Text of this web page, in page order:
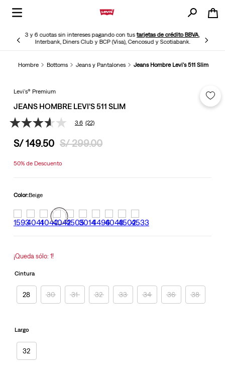
3 y 6 cuotas sin intereses pagando con tustarjetas de crédito BBVA,
Interbank, Diners Club y BCP (Visa), Cencosud y Scotiabank.
Hombre Bottoms Jeans y Pantalones Jeans Hombre Levi's 511 Slim
Levi's® Premium
JEANS HOMBRE LEVI'S 511 SLIM
3.6
5
medio
Read
22
en
3.6 (22)
S/ 149.50 S/ 299.00
50%de Descuento
Color:Beige
¡Queda sólo: 1!
Cintura
28 30 31 32 33 34 36 38
Largo
32